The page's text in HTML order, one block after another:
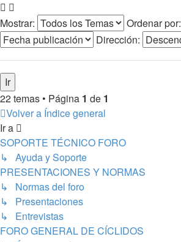
Mostrar:
Ordenar por:
Dirección:
22 temas • Página 1 de 1
Volver a Índice general
Ir a
SOPORTE TÉCNICO FORO
↳ Ayuda y Soporte
PRESENTACIONES Y NORMAS
↳ Normas del foro
↳ Presentaciones
↳ Entrevistas
FORO GENERAL DE CÍCLIDOS